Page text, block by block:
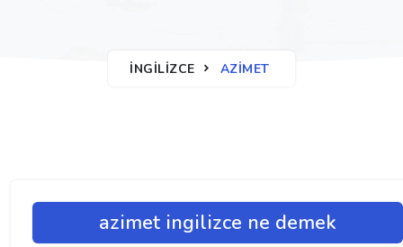
İNGILIZCE AZIMET
azimet ingilizce ne demek